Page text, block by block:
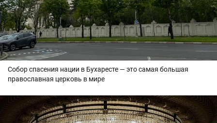
Собор спасения нации в Бухаресте — это самая большая
православная церковь в мире